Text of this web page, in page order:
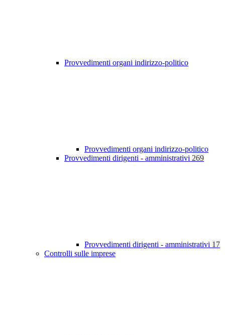
Provvedimenti organi indirizzo-politico
Provvedimenti organi indirizzo-politico
Provvedimenti dirigenti - amministrativi 269
Provvedimenti dirigenti - amministrativi 17
Controlli sulle imprese